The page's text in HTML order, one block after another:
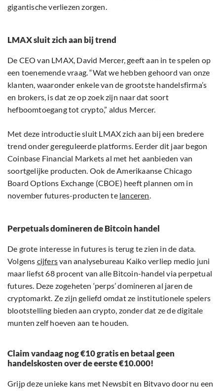
gigantische verliezen zorgen.
LMAX sluit zich aan bij trend
De CEO van LMAX, David Mercer, geeft aan in te spelen op
een toenemende vraag. “Wat we hebben gehoord van onze
klanten, waaronder enkele van de grootste handelsfirma’s
en brokers, is dat ze op zoek zijn naar dat soort
hefboomtoegang tot crypto,” aldus Mercer.
Met deze introductie sluit LMAX zich aan bij een bredere
trend onder gereguleerde platforms. Eerder dit jaar begon
Coinbase Financial Markets al met het aanbieden van
soortgelijke producten. Ook de Amerikaanse Chicago
Board Options Exchange (CBOE) heeft plannen om in
november futures-producten te lanceren.
Perpetuals domineren de Bitcoin handel
De grote interesse in futures is terug te zien in de data.
Volgens cijfersvan analysebureau Kaiko verliep medio juni
maar liefst 68 procent van alle Bitcoin-handel via perpetual
futures. Deze zogeheten ‘perps’ domineren al jaren de
cryptomarkt. Ze zijn geliefd omdat ze institutionele spelers
blootstelling bieden aan crypto, zonder dat ze de digitale
munten zelf hoeven aan te houden.
Claim vandaag nog €10 gratis en betaal geen
handelskosten over de eerste €10.000!
Grijp deze unieke kans met Newsbit en Bitvavo door nu een